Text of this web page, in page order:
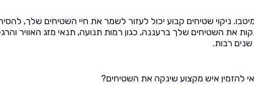
ניקוי שטיחים קבוע יכול לעזור לשמר את חיי השטיחים שלך,
השטיחים שלך ברעננה, כגון רמות תנועה, תנאי מזג האוויר
רבות.
להזמין איש מקצוע שינקה את השטיחים?